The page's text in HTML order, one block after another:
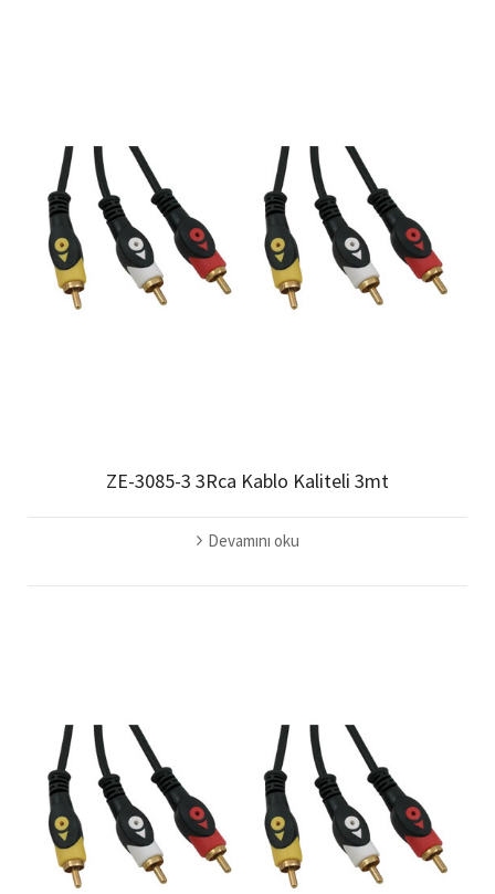
ZE-3085-3 3Rca Kablo Kaliteli 3mt
Devamını oku